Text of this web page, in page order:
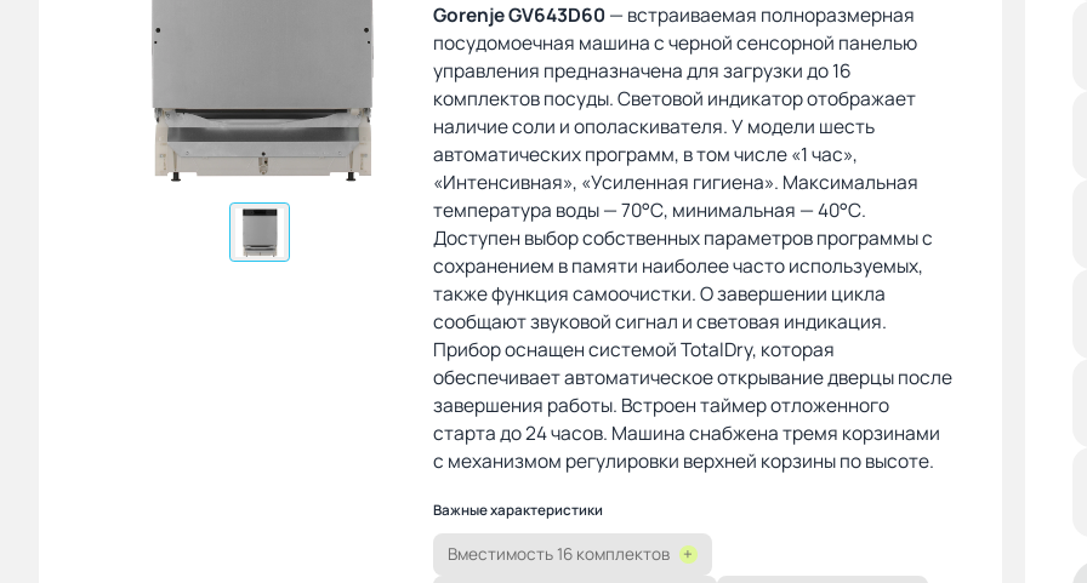
Gorenje GV643D60— встраиваемая полноразмерная
посудомоечная машина с черной сенсорной панелью
управления предназначена для загрузки до 16
комплектов посуды. Световой индикатор отображает
наличие соли и ополаскивателя. У модели шесть
автоматических программ, в том числе «1 час»,
«Интенсивная», «Усиленная гигиена». Максимальная
температура воды — 70°С, минимальная — 40°С.
Доступен выбор собственных параметров программы с
сохранением в памяти наиболее часто используемых,
также функция самоочистки. О завершении цикла
сообщают звуковой сигнал и световая индикация.
Прибор оснащен системой TotalDry, которая
обеспечивает автоматическое открывание дверцы после
завершения работы. Встроен таймер отложенного
старта до 24 часов. Машина снабжена тремя корзинами
с механизмом регулировки верхней корзины по высоте.
Важные характеристики
Вместимость 16 комплектов
+